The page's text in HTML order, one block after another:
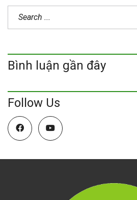
Bình luận gần đây
Follow Us